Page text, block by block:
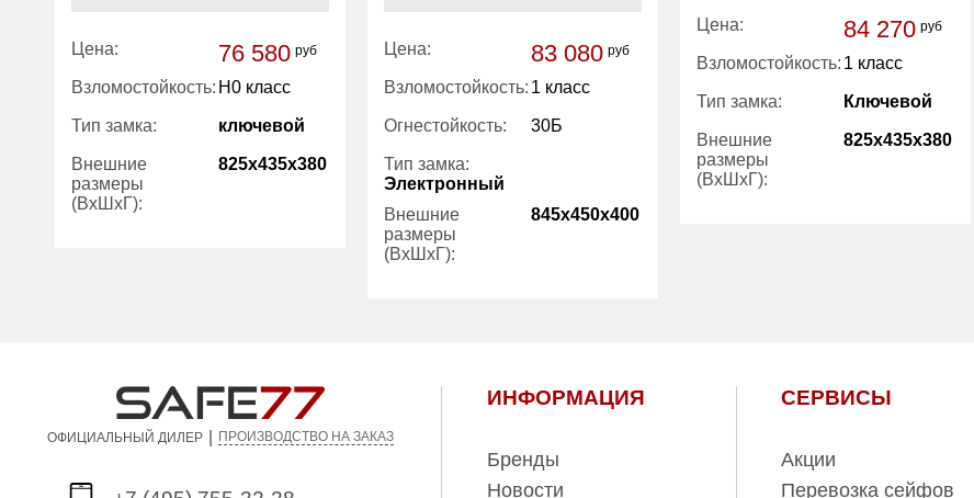
Цена: 76 580 руб
Взломостойкость: H0 класс
Тип замка: ключевой
Внешние
размеры
(ВхШхГ):
825x435x380
Цена: 83 080 руб
Взломостойкость: 1 класс
Огнестойкость: 30Б
Тип замка:
Электронный
Внешние
размеры
(ВхШхГ):
845x450x400
150.00
Внутренний
Цена: 84 270 руб
Взломостойкость: 1 класс
Тип замка: Ключевой
Внешние
размеры
(ВхШхГ):
825x435x380
ОФИЦИАЛЬНЫЙ ДИЛЕР | ПРОИЗВОДСТВО НА ЗАКАЗ
ИНФОРМАЦИЯ
Бренды
Новости
СЕРВИСЫ
Акции
Перевозка сейфов